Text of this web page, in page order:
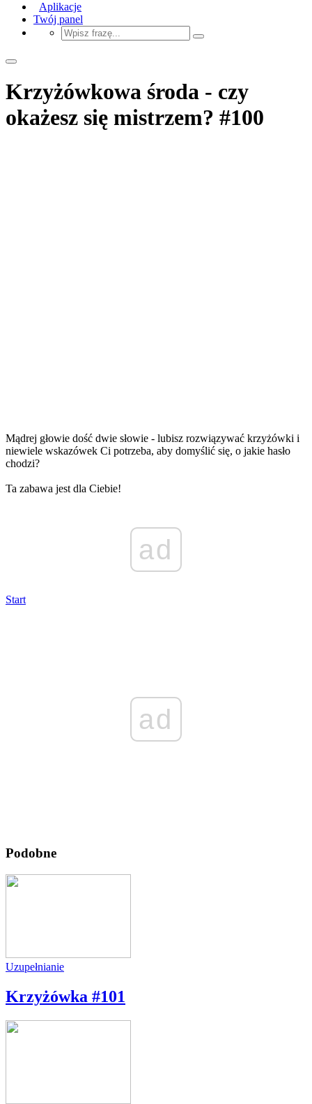
Aplikacje
Twój panel
Krzyżówkowa środa - czy
okażesz się mistrzem? #100
Mądrej głowie dość dwie słowie - lubisz rozwiązywać krzyżówki i
niewiele wskazówek Ci potrzeba, aby domyślić się, o jakie hasło
chodzi?
Ta zabawa jest dla Ciebie!
ad
Start
ad
Podobne
Uzupełnianie
Krzyżówka #101